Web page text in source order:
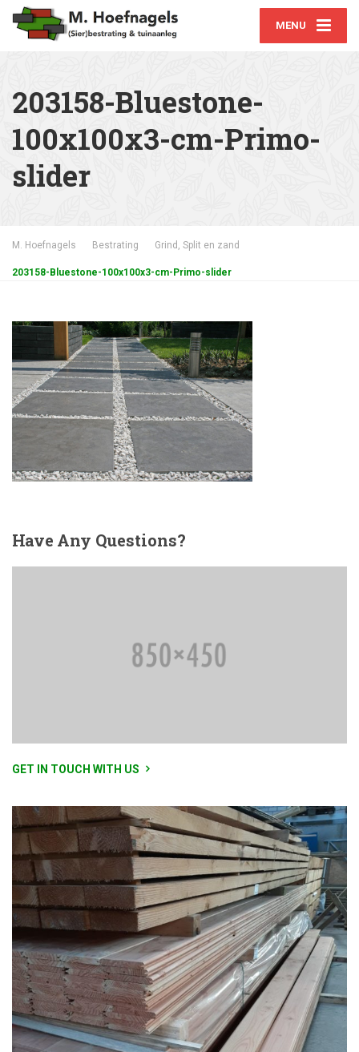
MENU
203158-Bluestone-
100x100x3-cm-Primo-
slider
M. Hoefnagels Bestrating Grind, Split en zand
203158-Bluestone-100x100x3-cm-Primo-slider
HaveAny Questions?
GET IN TOUCH WITH US